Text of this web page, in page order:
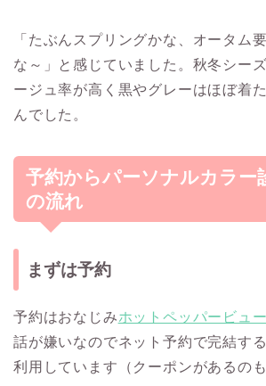
「たぶんスプリングかな、オータム
な～」と感じていました。秋冬シー
ージュ率が高く黒やグレーはほぼ着
んでした。
予約からパーソナルカラー
の流れ
まずは予約
予約はおなじみホットペッパービュ
話が嫌いなのでネット予約で完結す
利用しています（クーポンがあるのも